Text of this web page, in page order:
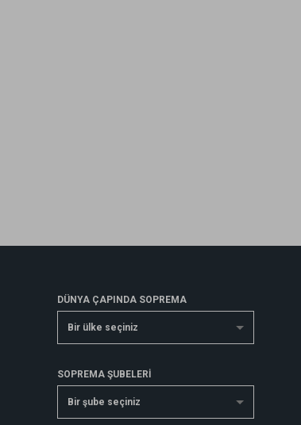
DÜNYA ÇAPINDA SOPREMA
Bir ülke seçiniz
SOPREMA ŞUBELERİ
Bir şube seçiniz